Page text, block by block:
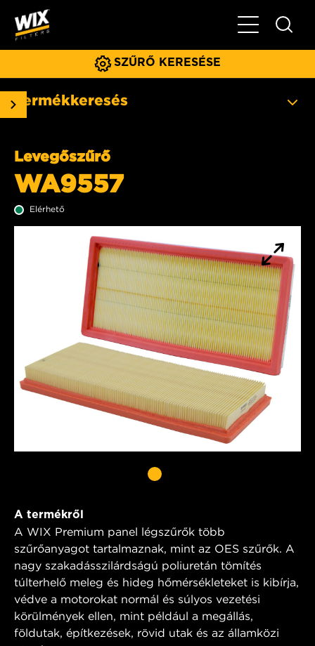
Főmenü
SZŰRŐ KERESÉSE
Termékkeresés
Levegőszűrő
WA9557
Elérhető
A termékről
A WIX Premium panel légszűrők több
szűrőanyagot tartalmaznak, mint az OES szűrők. A
nagy szakadásszilárdságú poliuretán tömítés
túlterhelő meleg és hideg hőmérsékleteket is kibírja,
védve a motorokat normál és súlyos vezetési
körülmények ellen, mint például a megállás,
földutak, építkezések, rövid utak és az államközi